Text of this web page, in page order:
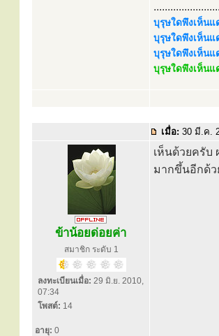
บุรุษใดพึงเห็น
บุรุษใดพึงเห็น
บุรุษใดพึงเห็น
บุรุษใดพึงเห็น
เมื่อ: 30 มี.ค.
ข้าน้อยด่อยค่า
สมาชิก ระดับ 1
ลงทะเบียนเมื่อ: 29 มิ.ย. 2010,
07:34
โพสต์: 14
อายุ: 0
เห็นด้วยครับ
มากขึ้นอีกด้ว